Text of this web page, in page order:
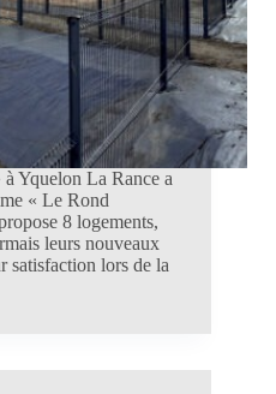
Yquelon La Rance a
« Le Rond
8 logements,
leurs nouveaux
satisfaction lors de la